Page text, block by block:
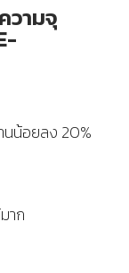
วามจุ
นน้อยลง 20%
าก